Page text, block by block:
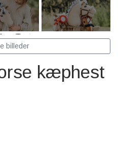
& TILBEHØR
& TILBEHØR
& PUNGE
TING
billeder
kæphest